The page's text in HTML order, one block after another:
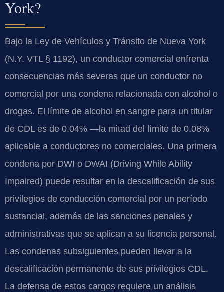
York?
Bajo la Ley de Vehículos y Tránsito de Nueva York
(N.Y. VTL § 1192), un conductor comercial enfrenta
consecuencias más severas que un conductor no
comercial por una condena relacionada con alcohol o
drogas. El límite de alcohol en sangre para un titular
de CDL es de 0.04% —la mitad del límite de 0.08%
aplicable a conductores no comerciales. Una primera
condena por DWI o DWAI (Driving While Ability
Impaired) puede resultar en la descalificación de sus
privilegios de conducción comercial por un período
sustancial, además de las sanciones penales y
administrativas que se aplican a su licencia personal.
Las condenas subsiguientes pueden llevar a la
descalificación permanente de sus privilegios CDL.
La defensa de estos cargos requiere un análisis